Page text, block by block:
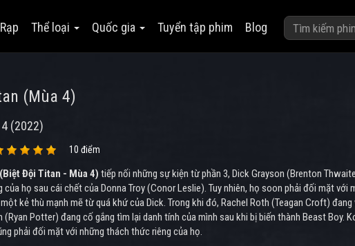
Thể loại Quốc gia Tuyển tập phim Blog
(Mùa 4)
(2022)
10 điểm
Đội Titan - Mùa 4) tiếp nối những sự kiện từ phần 3, Dick Grayson (Brenton
của họ sau cái chết của Donna Troy (Conor Leslie). Tuy nhiên, họ soon phải đối mặt
kẻ thù mạnh mẽ từ quá khứ của Dick. Trong khi đó, Rachel Roth (Teagan Croft)
(Ryan Potter) đang cố gắng tìm lại danh tính của mình sau khi bị biến thành Beast Boy.
phải đối mặt với những thách thức riêng của họ.